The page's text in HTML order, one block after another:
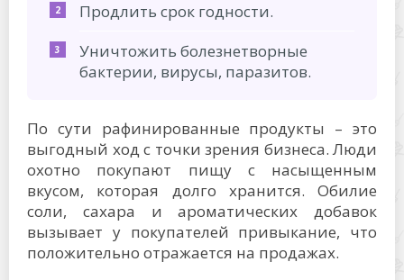
Продлить срок годности.
Уничтожить болезнетворные
бактерии, вирусы, паразитов.
По сути рафинированные продукты – это
выгодный ход с точки зрения бизнеса. Люди
охотно покупают пищу с насыщенным
вкусом, которая долго хранится. Обилие
соли, сахара и ароматических добавок
вызывает у покупателей привыкание, что
положительно отражается на продажах.